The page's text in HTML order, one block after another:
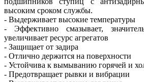
высоким сроком службы.
- Выдерживает высокие температуры
- Эффективно смазывает,
увеличивает ресурс агрегатов
- Защищает от задира
- Отлично держится на поверхности
- Устойчива к вымыванию горячей и
- Предотвращает рывки и вибрации